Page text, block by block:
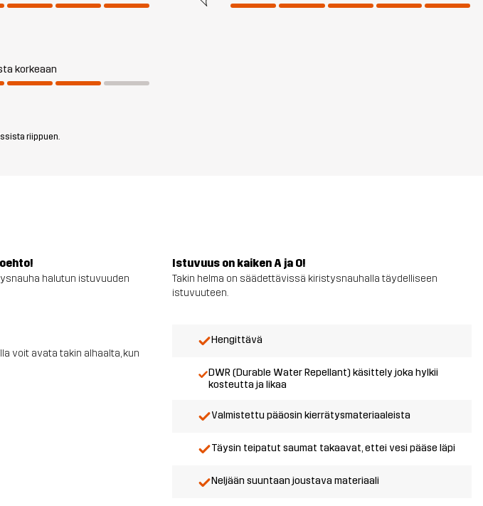
korkeaan
riippuen.
halutun istuvuuden
Istuvuus on kaiken A ja O!
Takin helma on säädettävissä kiristysnauhalla täydelliseen
istuvuuteen.
voit avata takin alhaalta, kun
Hengittävä
DWR (Durable Water Repellant) käsittely joka hylkii
kosteutta ja likaa
Valmistettu pääosin kierrätysmateriaaleista
Täysin teipatut saumat takaavat, ettei vesi pääse läpi
Neljään suuntaan joustava materiaali